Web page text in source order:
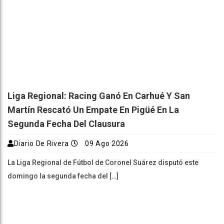
Liga Regional: Racing Ganó En Carhué Y San
Martín Rescató Un Empate En Pigüé En La
Segunda Fecha Del Clausura
Diario De Rivera 09 Ago 2026
La Liga Regional de Fútbol de Coronel Suárez disputó este
domingo la segunda fecha del […]